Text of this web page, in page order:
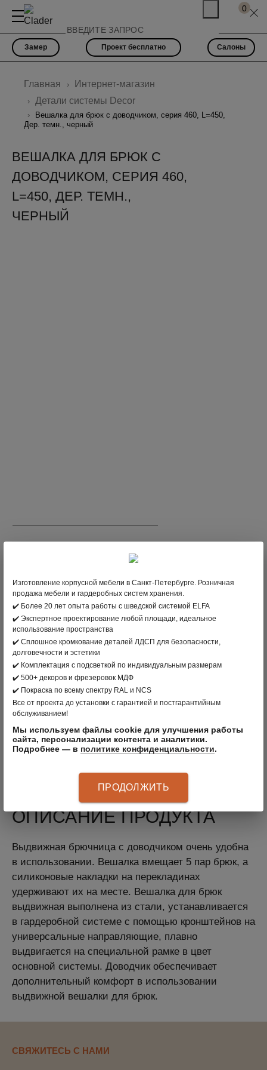
0
Замер Проект бесплатно Салоны
Главная
Интернет-магазин
Детали системы Decor
Вешалка для брюк с доводчиком, серия 460, L=450,
Дер. темн., черный
ВЕШАЛКА ДЛЯ БРЮК С
ДОВОДЧИКОМ, СЕРИЯ 460,
L=450, ДЕР. ТЕМН.,
ЧЕРНЫЙ
вернуться в раздел
ПРОИЗВОДИТЕЛЬ:CLÄDER
ЦВЕТ: ЧЕРНЫЙ
МАТЕРИАЛ: СТАЛЬ
АРТИКУЛ:80504520
ОПИСАНИЕ ПРОДУКТА
Выдвижная брючница с доводчиком очень удобна
в использовании. Вешалка вмещает 5 пар брюк, а
силиконовые накладки на перекладинах
удерживают их на месте. Вешалка для брюк
выдвижная выполнена из стали, устанавливается
в гардеробной системе с помощью кронштейнов на
универсальные направляющие, плавно
выдвигается на специальной рамке в цвет
основной системы. Доводчик обеспечивает
дополнительный комфорт в использовании
выдвижной вешалки для брюк.
СВЯЖИТЕСЬ С НАМИ
Изготовление корпусной мебели в Санкт-Петербурге. Розничная
продажа мебели и гардеробных систем хранения.
✔️ Более 20 лет опыта работы с шведской системой ELFA
✔️ Экспертное проектирование любой площади, идеальное
использование пространства
✔️ Сплошное кромкование деталей ЛДСП для безопасности,
долговечности и эстетики
✔️ Комплектация с подсветкой по индивидуальным размерам
✔️ 500+ декоров и фрезеровок МДФ
✔️ Покраска по всему спектру RAL и NCS
Все от проекта до установки с гарантией и постгарантийным
обслуживанием!
Мы используем файлы cookie для улучшения работы
сайта, персонализации контента и аналитики.
Подробнее — в политике конфиденциальности.
ПРОДОЛЖИТЬ